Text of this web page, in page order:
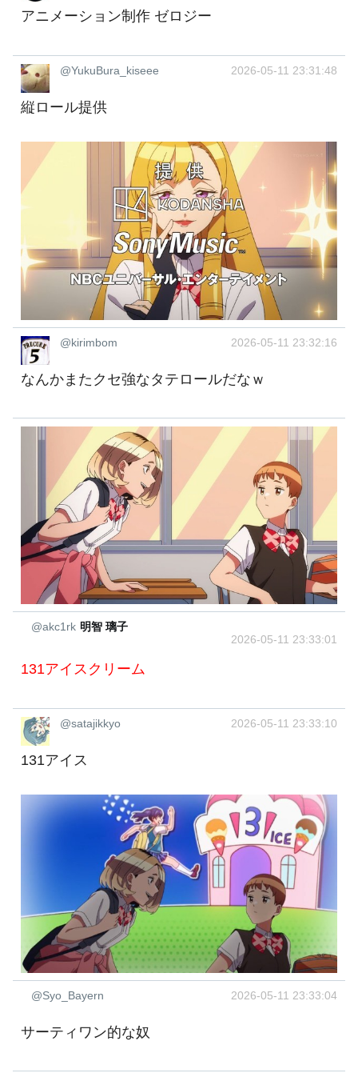
アニメーション制作 ゼロジー
@YukuBura_kiseee 2026-05-11 23:31:48
縦ロール提供
@kirimbom 2026-05-11 23:32:16
なんかまたクセ強なタテロールだなｗ
@akc1rk 明智 璃子
2026-05-11 23:33:01
131アイスクリーム
@satajikkyo 2026-05-11 23:33:10
131アイス
@Syo_Bayern 2026-05-11 23:33:04
サーティワン的な奴